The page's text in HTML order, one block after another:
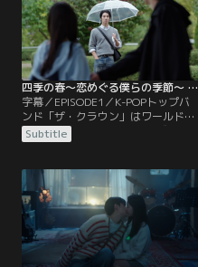
四季の春～恋めぐる僕らの季節～ 第01話／字幕
字幕／EPISODE1／K-POPトップバ
ンド「ザ・クラウン」はワールドミ
ュージックチャート1位を達成。そ
の夜、リーダーのサゲは打ち上げで
しまう。活動を自粛し大学に通うこ
とになったサゲは、あるメロディー
と共に“キム・ボム”と運命の出会い
を果たす--
Subtitle